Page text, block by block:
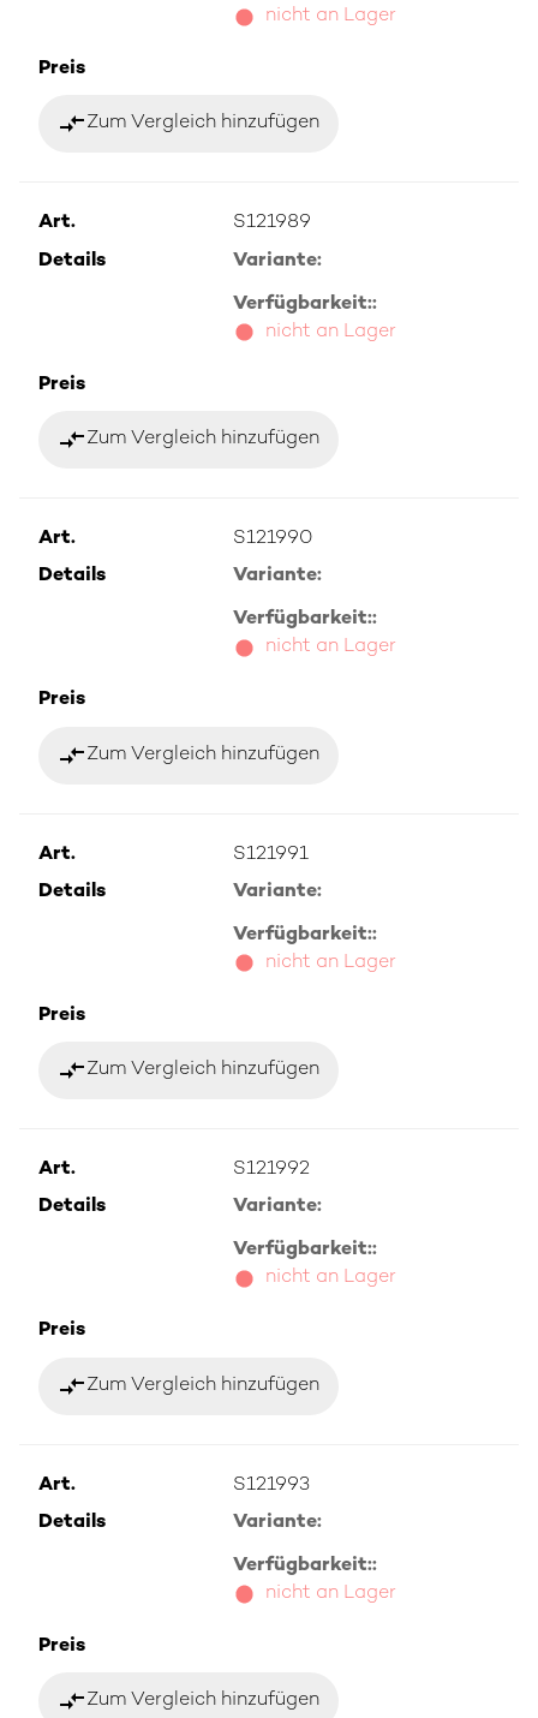
nicht an Lager
Preis
compare_arrowsZum Vergleich hinzufügen
Art.
S121989
Details
Variante:
Verfügbarkeit::
nicht an Lager
Preis
compare_arrowsZum Vergleich hinzufügen
Art.
S121990
Details
Variante:
Verfügbarkeit::
nicht an Lager
Preis
compare_arrowsZum Vergleich hinzufügen
Art.
S121991
Details
Variante:
Verfügbarkeit::
nicht an Lager
Preis
compare_arrowsZum Vergleich hinzufügen
Art.
S121992
Details
Variante:
Verfügbarkeit::
nicht an Lager
Preis
compare_arrowsZum Vergleich hinzufügen
Art.
S121993
Details
Variante:
Verfügbarkeit::
nicht an Lager
Preis
compare_arrowsZum Vergleich hinzufügen